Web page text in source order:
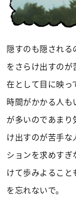
隠すのも隠され
をさらけ出すの
在として目に映っ
時間がかかる人も
が多いのであまり
け出すのが苦手
ションを求めす
けて歩みよるこ
を忘れないで。